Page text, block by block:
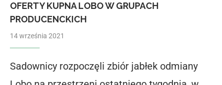
OFERTY KUPNA LOBO W GRUPACH
PRODUCENCKICH
14 września 2021
Sadownicy rozpoczęli zbiór jabłek odmiany